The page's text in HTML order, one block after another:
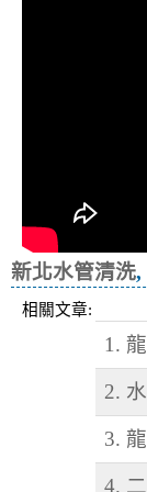
新北水管清洗,
相關文章:
1.
2.
3.
4.